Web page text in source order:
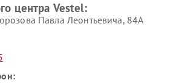
центра Vestel:
Павла Леонтьевича, 84А